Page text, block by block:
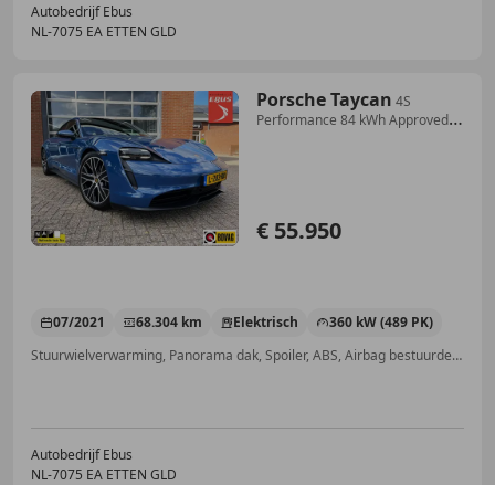
Autobedrijf Ebus
NL-7075 EA ETTEN GLD
Porsche Taycan 4S
Performance 84 kWh Approved
€ 55.950
07/2021 68.304 km Elektrisch
360 kW (489 PK)
Stuurwielverwarming, Panorama dak, Spoiler, ABS, Airbag bestuurder, 4x4, Bandenspanningscontrole, Met onderhoudshistorie
Autobedrijf Ebus
NL-7075 EA ETTEN GLD